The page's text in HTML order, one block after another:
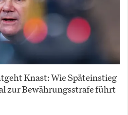
Knast: Wie Späteinstieg
zur Bewährungsstrafe führt